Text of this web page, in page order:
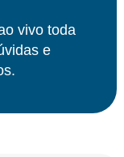
vivo toda
e